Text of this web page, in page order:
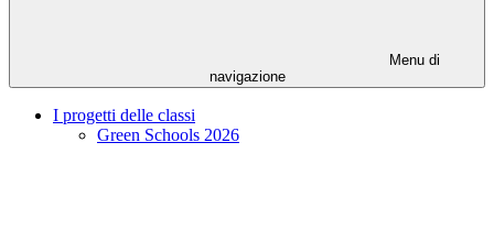
Menu di
navigazione
I progetti delle classi
Green Schools 2026